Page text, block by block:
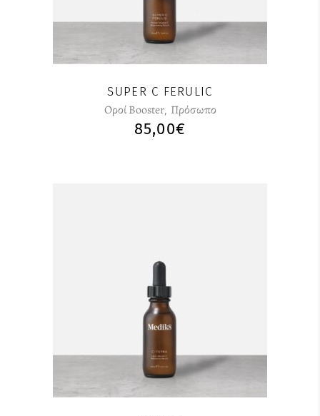
SUPER C FERULIC
Οροί Booster, Πρόσωπο
85,00€